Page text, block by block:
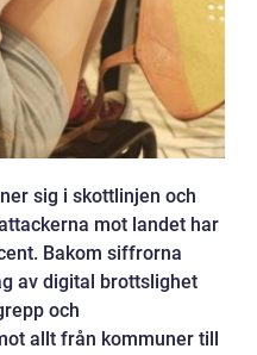
sig i skottlinjen och
mot landet har
Bakom siffrorna
av digital brottslighet
och
allt från kommuner till